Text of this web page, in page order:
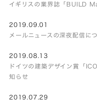
イギリスの業界誌「BUILD
2019.09.01
メールニュースの深夜配信に
2019.08.13
ドイツの建築デザイン賞「
知らせ
2019.07.29